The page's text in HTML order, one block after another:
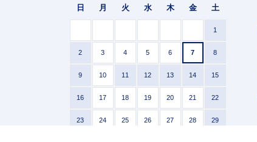
日 月 火 水 木 金 土
1
2 3 4 5 6 7 8
9 10 11 12 13 14 15
16 17 18 19 20 21 22
23 24 25 26 27 28 29